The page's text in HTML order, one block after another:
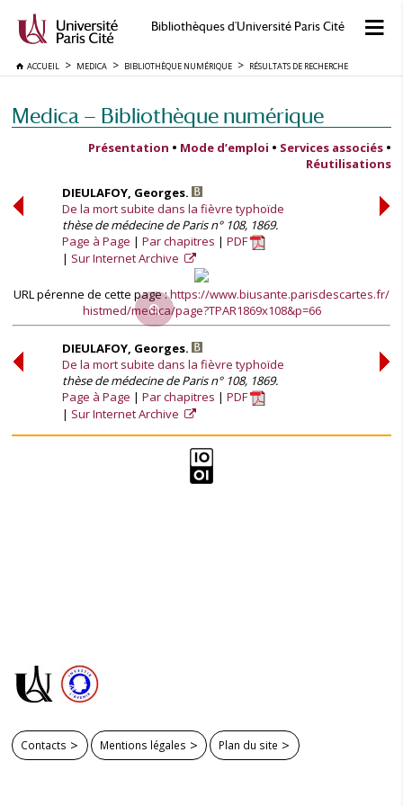
Bibliothèques d'Université Paris Cité
ACCUEIL MEDICA BIBLIOTHÈQUE NUMÉRIQUE RÉSULTATS DE RECHERCHE
Medica — Bibliothèque numérique
Présentation • Mode d’emploi • Services associés •
Réutilisations
DIEULAFOY, Georges.
De la mort subite dans la fièvre typhoïde
thèse de médecine de Paris n° 108, 1869.
Page à Page
Par chapitres
PDF
Sur Internet Archive
URL pérenne de cette page :https://www.biusante.parisdescartes.fr/
histmed/medica/page?TPAR1869x108&p=66
DIEULAFOY, Georges.
De la mort subite dans la fièvre typhoïde
thèse de médecine de Paris n° 108, 1869.
Page à Page
Par chapitres
PDF
Sur Internet Archive
Contacts Mentions légales Plan du site